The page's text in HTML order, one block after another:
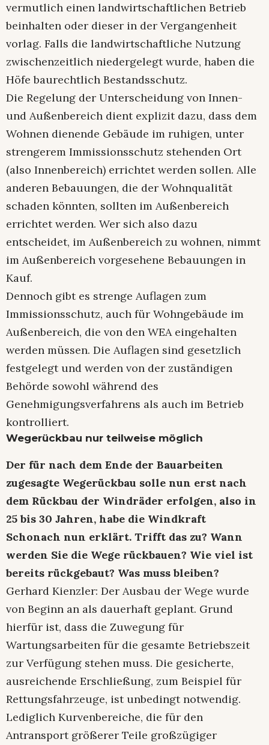
vermutlich einen landwirtschaftlichen Betrieb
beinhalten oder dieser in der Vergangenheit
vorlag. Falls die landwirtschaftliche Nutzung
zwischenzeitlich niedergelegt wurde, haben die
Höfe baurechtlich Bestandsschutz.
Die Regelung der Unterscheidung von Innen-
und Außenbereich dient explizit dazu, dass dem
Wohnen dienende Gebäude im ruhigen, unter
strengerem Immissionsschutz stehenden Ort
(also Innenbereich) errichtet werden sollen. Alle
anderen Bebauungen, die der Wohnqualität
schaden könnten, sollten im Außenbereich
errichtet werden. Wer sich also dazu
entscheidet, im Außenbereich zu wohnen, nimmt
im Außenbereich vorgesehene Bebauungen in
Kauf.
Dennoch gibt es strenge Auflagen zum
Immissionsschutz, auch für Wohngebäude im
Außenbereich, die von den WEA eingehalten
werden müssen. Die Auflagen sind gesetzlich
festgelegt und werden von der zuständigen
Behörde sowohl während des
Genehmigungsverfahrens als auch im Betrieb
kontrolliert.
Wegerückbau nur teilweise möglich
Der für nach dem Ende der Bauarbeiten
zugesagte Wegerückbau solle nun erst nach
dem Rückbau der Windräder erfolgen, also in
25 bis 30 Jahren, habe die Windkraft
Schonach nun erklärt. Trifft das zu? Wann
werden Sie die Wege rückbauen? Wie viel ist
bereits rückgebaut? Was muss bleiben?
Gerhard Kienzler: Der Ausbau der Wege wurde
von Beginn an als dauerhaft geplant. Grund
hierfür ist, dass die Zuwegung für
Wartungsarbeiten für die gesamte Betriebszeit
zur Verfügung stehen muss. Die gesicherte,
ausreichende Erschließung, zum Beispiel für
Rettungsfahrzeuge, ist unbedingt notwendig.
Lediglich Kurvenbereiche, die für den
Antransport größerer Teile großzügiger